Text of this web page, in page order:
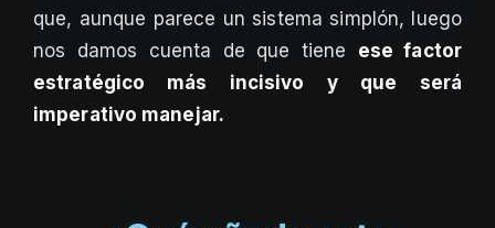
que, aunque parece un sistema simplón, luego
nos damos cuenta de que tiene ese factor
estratégico más incisivo y que será
imperativo manejar.